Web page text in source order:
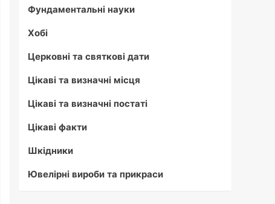
Фундаментальні науки
Хобі
Церковні та святкові дати
Цікаві та визначні місця
Цікаві та визначні постаті
Цікаві факти
Шкідники
Ювелірні вироби та прикраси